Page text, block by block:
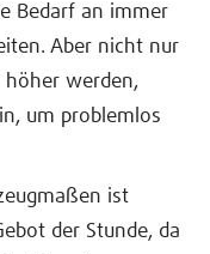
Bedarf an immer
Aber nicht nur
höher werden,
um problemlos
ist
der Stunde, da